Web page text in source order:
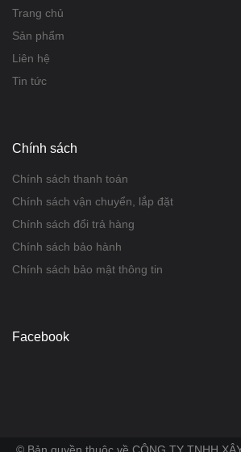
Trang chủ
Sản phẩm
Liên hệ
Tin tức
Chính sách
Chính sách thanh toán
Chính sách vận chuyển, lắp đặt
Chính sách đổi trả hàng
Chính sách bảo hành
Chính sách bảo mật thông tin
Facebook